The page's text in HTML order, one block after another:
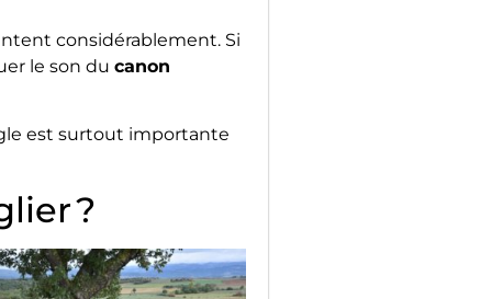
considérablement. Si
le son du canon
est surtout importante
?